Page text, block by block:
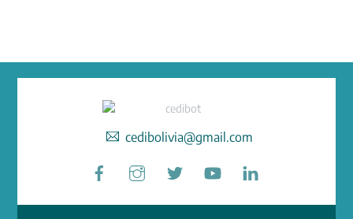
cedibolivia@gmail.com
Facebook